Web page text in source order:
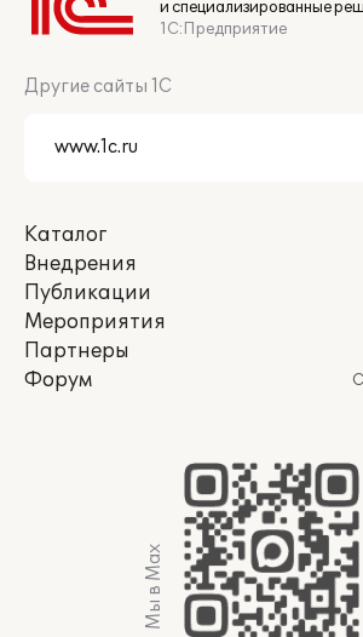
и специализированные
1С:Предприятие
Другие сайты 1С
Каталог
Внедрения
Публикации
Мероприятия
Партнеры
Форум
Мы в Max